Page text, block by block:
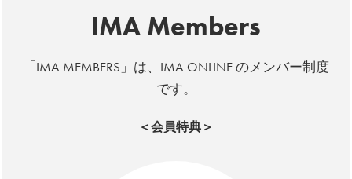
IMA Members
「IMA MEMBERS」は、IMA ONLINE のメンバー制度
です。
＜会員特典＞